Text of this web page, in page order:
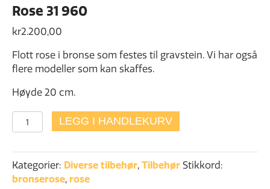
Rose 31 960
kr2.200,00
Flott rose i bronse som festes til gravstein. Vi har også
flere modeller som kan skaffes.
Høyde 20 cm.
Rose
31
antall
LEGG I HANDLEKURV
Kategorier: Diverse tilbehør, Tilbehør Stikkord:
bronserose, rose